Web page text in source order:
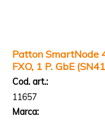
Patton SmartNode
FXO, 1 P. GbE
Cod. art.:
11657
Marca: